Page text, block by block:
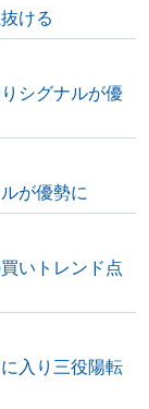
ける
シグナルが優
が優勢に
いトレンド点
入り三役陽転